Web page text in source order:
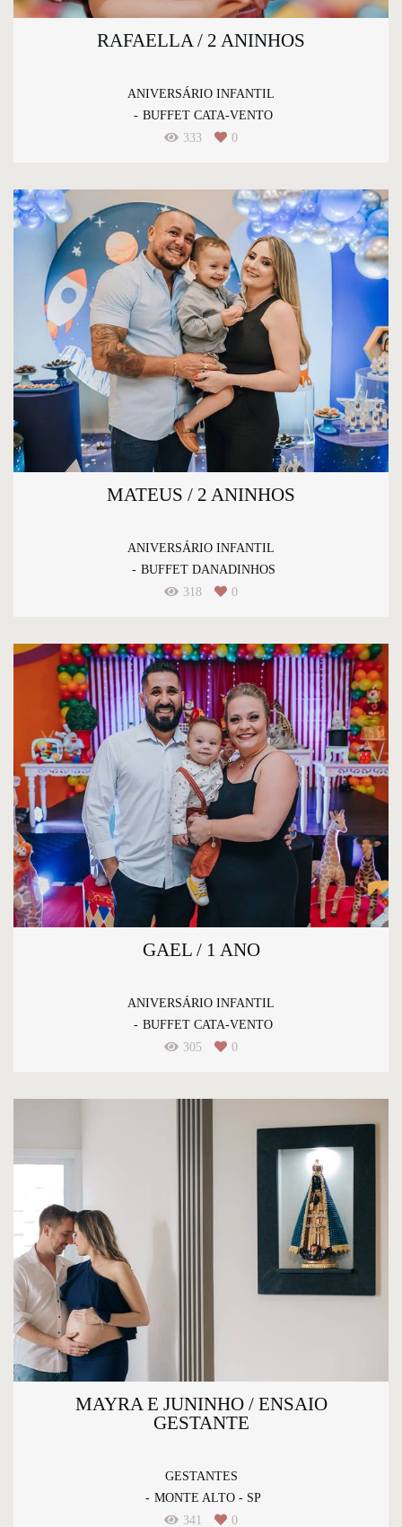
RAFAELLA / 2 ANINHOS
ANIVERSÁRIO INFANTIL
BUFFET CATA-VENTO
333
0
MATEUS / 2 ANINHOS
ANIVERSÁRIO INFANTIL
BUFFET DANADINHOS
318
0
GAEL / 1 ANO
ANIVERSÁRIO INFANTIL
BUFFET CATA-VENTO
305
0
MAYRA E JUNINHO / ENSAIO
GESTANTE
GESTANTES
MONTE ALTO - SP
341
0